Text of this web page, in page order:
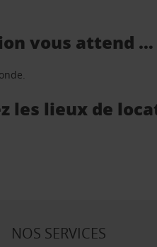
vous attend
les lieux de
NOS SERVICES